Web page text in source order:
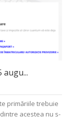
primăriile trebuie
acestea nu s-